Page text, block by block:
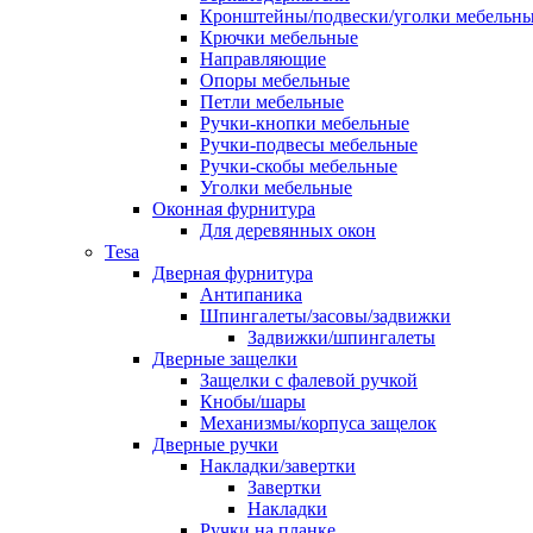
Кронштейны/подвески/уголки
Крючки мебельные
Направляющие
Опоры мебельные
Петли мебельные
Ручки-кнопки мебельные
Ручки-подвесы мебельные
Ручки-скобы мебельные
Уголки мебельные
Оконная фурнитура
Для деревянных окон
Tesa
Дверная фурнитура
Антипаника
Шпингалеты/засовы/задвижки
Задвижки/шпингалеты
Дверные защелки
Защелки с фалевой ручкой
Кнобы/шары
Механизмы/корпуса защелок
Дверные ручки
Накладки/завертки
Завертки
Накладки